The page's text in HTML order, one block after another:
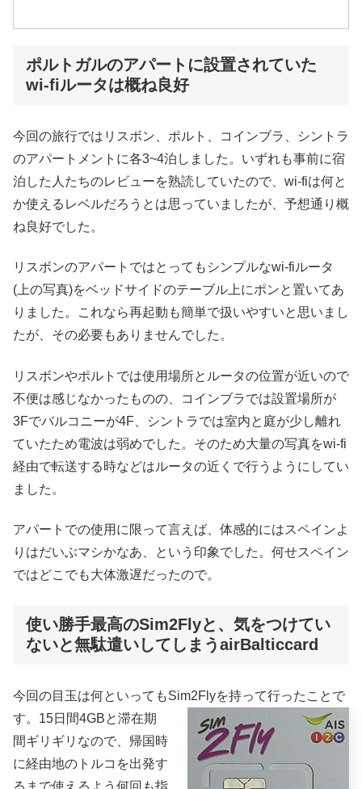
ポルトガルのアパートに設置されていた
wi-fiルータは概ね良好
今回の旅行ではリスボン、ポルト、コインブラ、シントラ
のアパートメントに各3~4泊しました。いずれも事前に宿
泊した人たちのレビューを熟読していたので、wi-fiは何と
か使えるレベルだろうとは思っていましたが、予想通り概
ね良好でした。
リスボンのアパートではとってもシンプルなwi-fiルータ
(上の写真)をベッドサイドのテーブル上にポンと置いてあ
りました。これなら再起動も簡単で扱いやすいと思いまし
たが、その必要もありませんでした。
リスボンやポルトでは使用場所とルータの位置が近いので
不便は感じなかったものの、コインブラでは設置場所が
3Fでバルコニーが4F、シントラでは室内と庭が少し離れ
ていたため電波は弱めでした。そのため大量の写真をwi-fi
経由で転送する時などはルータの近くで行うようにしてい
ました。
アパートでの使用に限って言えば、体感的にはスペインよ
りはだいぶマシかなあ、という印象でした。何せスペイン
ではどこでも大体激遅だったので。
使い勝手最高のSim2Flyと、気をつけてい
ないと無駄遣いしてしまうairBalticcard
今回の目玉は何といってもSim2Flyを持って行ったことで
す。15日間4GBと滞在期
間ギリギリなので、帰国時
に経由地のトルコを出発す
るまで使えるよう何回も指